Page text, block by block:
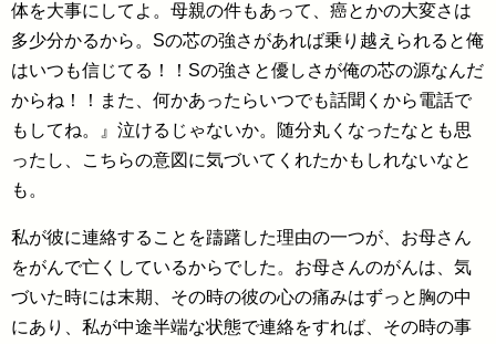
体を大事にしてよ。母親の件もあって、癌とかの大変さは
多少分かるから。Sの芯の強さがあれば乗り越えられると俺
はいつも信じてる！！Sの強さと優しさが俺の芯の源なんだ
からね！！また、何かあったらいつでも話聞くから電話で
もしてね。』泣けるじゃないか。随分丸くなったなとも思
ったし、こちらの意図に気づいてくれたかもしれないなと
も。
私が彼に連絡することを躊躇した理由の一つが、お母さん
をがんで亡くしているからでした。お母さんのがんは、気
づいた時には末期、その時の彼の心の痛みはずっと胸の中
にあり、私が中途半端な状態で連絡をすれば、その時の事